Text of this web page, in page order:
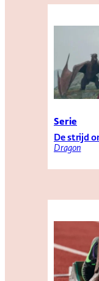
Serie
De strijd
Dragon